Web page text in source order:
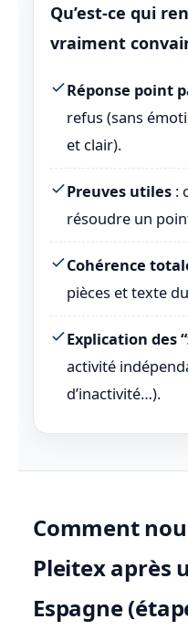
Qu’est-ce qui
vraiment
Réponse point
refus (sans
et clair).
Preuves utiles :
résoudre un
Cohérence
pièces et texte
Explication des
activité
d’inactivité…).
Comment
Pleitex après
Espagne